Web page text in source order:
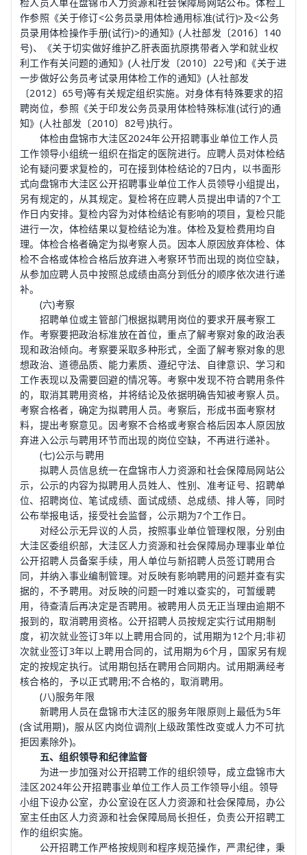
作参照《关于修订<公务员录用体检通用标准(试行)>及<公务
员录用体检操作手册(试行)>的通知》(人社部发〔2016〕140
号)、《关于切实做好维护乙肝表面抗原携带者入学和就业权
利工作有关问题的通知》(人社厅发〔2010〕22号)和《关于进
一步做好公务员考试录用体检工作的通知》(人社部发
〔2012〕65号)等有关规定组织实施。对身体有特殊要求的招
聘岗位，参照《关于印发公务员录用体检特殊标准(试行)的通
知》(人社部发〔2010〕82号)执行。
体检由盘锦市大洼区2024年公开招聘事业单位工作人员
工作领导小组统一组织在指定的医院进行。应聘人员对体检结
论有疑问要求复检的，可在接到体检结论的7日内，以书面形
式向盘锦市大洼区公开招聘事业单位工作人员领导小组提出，
另有规定的，从其规定。复检将在应聘人员提出申请的7个工
作日内安排。复检内容为对体检结论有影响的项目，复检只能
进行一次，体检结果以复检结论为准。体检及复检费用均自
理。体检合格者确定为拟考察人员。因本人原因放弃体检、体
检不合格或体检合格后放弃进入考察环节而出现的岗位空缺，
从参加应聘人员中按照总成绩由高分到低分的顺序依次进行递
补。
(六)考察
招聘单位或主管部门根据拟聘用岗位的要求开展考察工
作。考察要把政治标准放在首位，重点了解考察对象的政治表
现和政治倾向。考察要采取多种形式，全面了解考察对象的思
想政治、道德品质、能力素质、遵纪守法、自律意识、学习和
工作表现以及需要回避的情况等。考察中发现不符合聘用条件
的，取消其聘用资格，并将结论及依据明确告知被考察人员。
考察合格者，确定为拟聘用人员。考察后，形成书面考察材
料，提出考察意见。因考察不合格或考察合格后因本人原因放
弃进入公示与聘用环节而出现的岗位空缺，不再进行递补。
(七)公示与聘用
拟聘人员信息统一在盘锦市人力资源和社会保障局网站公
示，公示的内容为拟聘用人员姓人、性别、准考证号、招聘单
位、招聘岗位、笔试成绩、面试成绩、总成绩、排人等，同时
公布举报电话，接受社会监督，公示期为7个工作日。
对经公示无异议的人员，按照事业单位管理权限，分别由
大洼区委组织部，大洼区人力资源和社会保障局办理事业单位
公开招聘人员备案手续，用人单位与新招聘人员签订聘用合
同，并纳入事业编制管理。对反映有影响聘用的问题并查有实
据的，不予聘用。对反映的问题一时难以查实的，可暂缓聘
用，待查清后再决定是否聘用。被聘用人员无正当理由逾期不
报到的，取消聘用资格。公开招聘人员按规定实行试用期制
度，初次就业签订3年以上聘用合同的，试用期为12个月;非初
次就业签订3年以上聘用合同的，试用期为6个月，国家另有规
定的按规定执行。试用期包括在聘用合同期内。试用期满经考
核合格的，予以正式聘用;不合格的，取消聘用。
(八)服务年限
新聘用人员在盘锦市大洼区的服务年限原则上最低为5年
(含试用期)，服从区内岗位调剂(上级政策性改变或人力不可抗
拒因素除外)。
五、组织领导和纪律监督
为进一步加强对公开招聘工作的组织领导，成立盘锦市大
洼区2024年公开招聘事业单位工作人员工作领导小组。领导
小组下设办公室，办公室设在区人力资源和社会保障局，办公
室主任由区人力资源和社会保障局局长担任，负责公开招聘工
作的组织实施。
公开招聘工作严格按规则和程序规范操作，严肃纪律，秉